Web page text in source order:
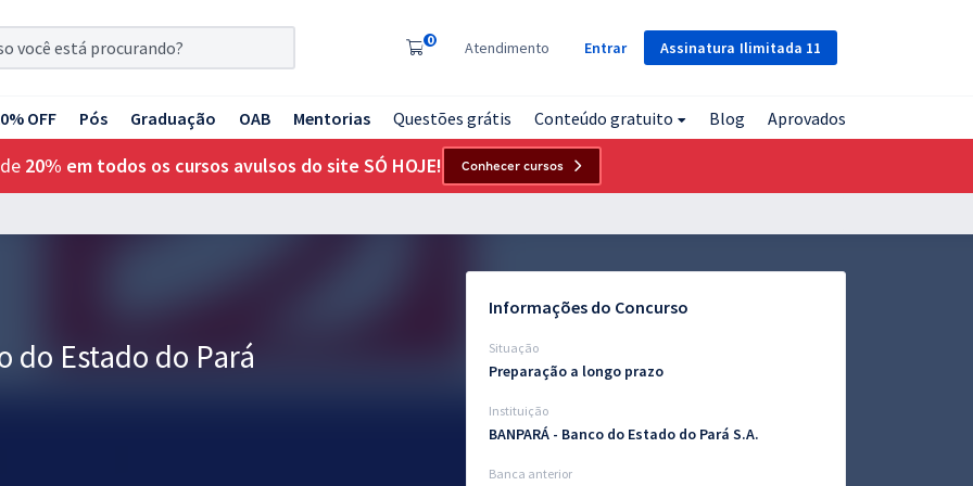
Assinatura Ilimitada 11
0 Atendimento Entrar
OFF Pós Graduação OAB Mentorias Questões grátis Conteúdo gratuito Blog Aprovados
20% em todos os cursos avulsos do site SÓ HOJE! Conhecer cursos
do Estado do Pará
Informações do Concurso
Situação
Preparação a longo prazo
Instituição
BANPARÁ - Banco do Estado do Pará S.A.
Banca anterior